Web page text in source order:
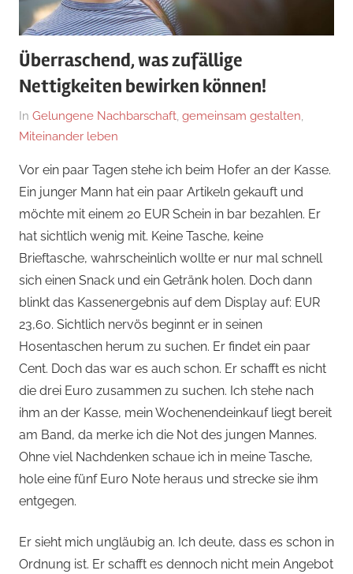
Überraschend, was zufällige
Nettigkeiten bewirken können!
On
By
JirgalS
In Gelungene Nachbarschaft gemeinsam gestalten
Miteinander leben
Vor ein paar Tagen stehe ich beim Hofer an der Kasse.
Ein junger Mann hat ein paar Artikeln gekauft und
möchte mit einem 20 EUR Schein in bar bezahlen. Er
hat sichtlich wenig mit. Keine Tasche, keine
Brieftasche, wahrscheinlich wollte er nur mal schnell
sich einen Snack und ein Getränk holen. Doch dann
blinkt das Kassenergebnis auf dem Display auf: EUR
23,60. Sichtlich nervös beginnt er in seinen
Hosentaschen herum zu suchen. Er findet ein paar
Cent. Doch das war es auch schon. Er schafft es nicht
die drei Euro zusammen zu suchen. Ich stehe nach
ihm an der Kasse, mein Wochenendeinkauf liegt bereit
am Band, da merke ich die Not des jungen Mannes.
Ohne viel Nachdenken schaue ich in meine Tasche,
hole eine fünf Euro Note heraus und strecke sie ihm
entgegen.
Er sieht mich ungläubig an. Ich deute, dass es schon in
Ordnung ist. Er schafft es dennoch nicht mein Angebot